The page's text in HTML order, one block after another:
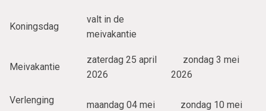
Koningsdag
valt in de
meivakantie
Meivakantie
zaterdag 25 april
2026
zondag 3 mei
2026
Verlenging
maandag 04 mei
zondag 10 mei